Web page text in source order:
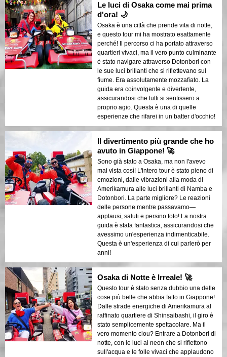
Le luci di Osaka come mai prima
d'ora! 🌙
Osaka è una città che prende vita di notte,
e questo tour mi ha mostrato esattamente
perché! Il percorso ci ha portato attraverso
quartieri vivaci, ma il vero punto culminante
è stato navigare attraverso Dotonbori con
le sue luci brillanti che si riflettevano sul
fiume. Era assolutamente mozzafiato. La
guida era coinvolgente e divertente,
assicurandosi che tutti si sentissero a
proprio agio. Questa è una di quelle
esperienze che rifarei in un batter d'occhio!
Il divertimento più grande che ho
avuto in Giappone! 🚀
Sono già stato a Osaka, ma non l'avevo
mai vista così! L'intero tour è stato pieno di
emozioni, dalle vibrazioni alla moda di
Amerikamura alle luci brillanti di Namba e
Dotonbori. La parte migliore? Le reazioni
delle persone mentre passavamo—
applausi, saluti e persino foto! La nostra
guida è stata fantastica, assicurandosi che
avessimo un'esperienza indimenticabile.
Questa è un'esperienza di cui parlerò per
anni!
Osaka di Notte è Irreale! 🚀
Questo tour è stato senza dubbio una delle
cose più belle che abbia fatto in Giappone!
Dalle strade energiche di Amerikamura al
raffinato quartiere di Shinsaibashi, il giro è
stato semplicemente spettacolare. Ma il
vero momento clou? Entrare a Dotonbori di
notte, con le luci al neon che si riflettono
sull'acqua e le folle vivaci che applaudono